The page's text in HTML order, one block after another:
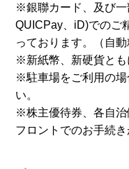
※銀聯カード、及び一
QUICPay、iD)でのご
っております。（自
※新紙幣、新硬貨とも
※駐車場をご利用の場
い。
※株主優待券、各自治
フロントでのお手続き